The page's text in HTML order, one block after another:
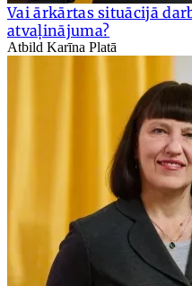
Vai ārkārtas situācijā
atvaļinājuma?
Atbild Karīna Platā